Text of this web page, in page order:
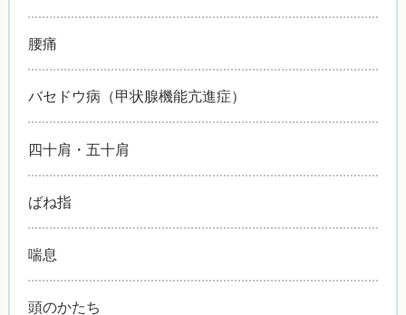
腰痛
バセドウ病（甲状腺機能亢進症）
四十肩・五十肩
ばね指
喘息
頭のかたち